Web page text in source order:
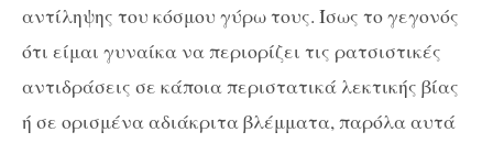
αντίληψης του κόσμου γύρω τους. Ίσως το γεγονός
ότι είμαι γυναίκα να περιορίζει τις ρατσιστικές
αντιδράσεις σε κάποια περιστατικά λεκτικής βίας
ή σε ορισμένα αδιάκριτα βλέμματα, παρόλα αυτά